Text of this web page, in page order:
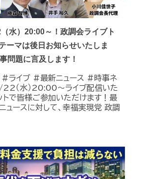
（水）20:00～！政調会ライブト
マは後日お知らせいたしま
問題に言及します！
ライブ #最新ニュース #時事ネ
（水）20:00～ライブ配信いた
トで皆様ご参加いただけます！最
ュースに対して、幸福実現党 政調